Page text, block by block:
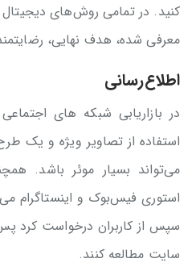
کنید. در تمامی روش‌های
معرفی شده، هدف نهایی،
اطلاع‌رسانی
در بازاریابی شبکه های
استفاده از تصاویر ویژه و یک
می‌تواند بسیار موئر باشد.
استوری فیس‌بوک و اینستاگرام‌
سپس از کاربران درخواست کرد پس
سایت مطالعه کنند.